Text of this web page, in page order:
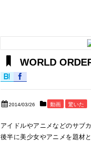
WORLD
2014/03/26 動画 驚いた
アイドルやアニメなどのサブ
後半に美少女やアニメを題材